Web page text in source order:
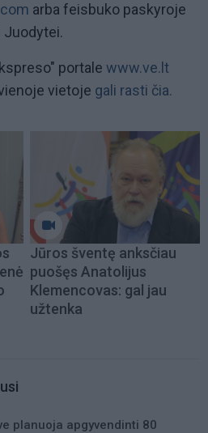
arba feisbuko paskyroje
Juodytei.
portale www.ve.lt
vietoje gali rasti čia.
Jūros šventę anksčiau
puošęs Anatolijus
Klemencovas: gal jau
užtenka
planuoja apgyvendinti 80